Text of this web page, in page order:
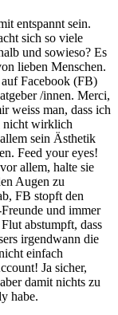
entspannt sein.
sich so viele
und sowieso? Es
lieben Menschen.
Facebook (FB)
/innen. Merci,
weiss man, dass ich
nicht wirklich
sein Ästhetik
Feed your eyes!
allem, halte sie
Augen zu
FB stopft den
und immer
abstumpft, dass
irgendwann die
einfach
Ja sicher,
damit nichts zu
habe.